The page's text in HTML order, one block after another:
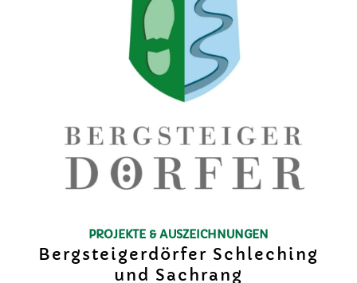
PROJEKTE & AUSZEICHNUNGEN
Bergsteigerdörfer Schleching
und Sachrang